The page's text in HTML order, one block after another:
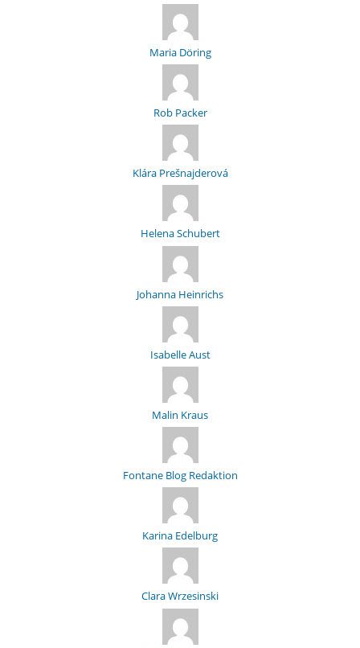
Maria Döring
Rob Packer
Klára Prešnajderová
Helena Schubert
Johanna Heinrichs
Isabelle Aust
Malin Kraus
Fontane Blog Redaktion
Karina Edelburg
Clara Wrzesinski